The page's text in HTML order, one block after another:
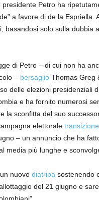
Petro ha
a favore di de la Espriella.
basandosi solo sulla dubbia
di Petro – di cui non ha
– bersaglioThomas Greg
delle elezioni presidenziali
e ha fornito numerosi
la sconfitta del suo
elettorale transizione
– un annuncio che ha
media più lunghe e
nuovo diatriba sostenendo
del 21 giugno e